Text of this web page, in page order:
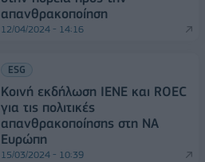
απανθρακοποίηση
12/04/2024 - 14:16
ESG
Κοινή εκδήλωση ΙΕΝΕ και ROEC
για τις πολιτικές
απανθρακοποίησης στη ΝΑ
Ευρώπη
15/03/2024 - 10:39